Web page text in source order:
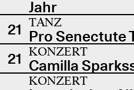
Jahr
21 TANZ
Pro Senectute
21 KONZERT
Camilla
KONZERT